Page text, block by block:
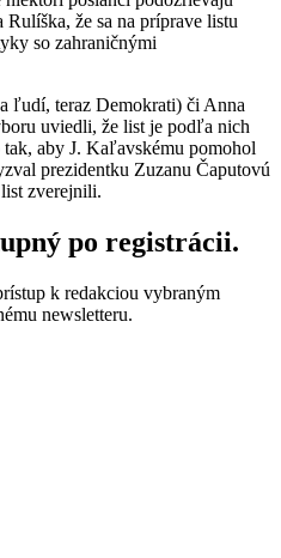
že sa na príprave listu
so zahraničnými
ľudí, teraz Demokrati) či Anna
uviedli, že list je podľa nich
aby J. Kaľavskému pomohol
prezidentku Zuzanu Čaputovú
zverejnili.
po registrácii.
k redakciou vybraným
newsletteru.